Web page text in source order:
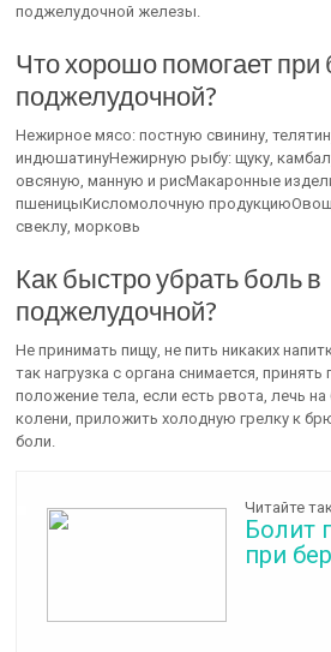
поджелудочной железы.
Что хорошо помогает при
поджелудочной?
Нежирное мясо: постную свинину,
индюшатинуНежирную рыбу: щуку,
овсяную, манную и рисМакаронные
пшеницыКисломолочную
свеклу, морковь
Как быстро убрать боль в
поджелудочной?
Не принимать пищу, не пить никаких
так нагрузка с органа снимается,
положение тела, если есть рвота, лечь на
колени, приложить холодную грелку к
боли.
Читайте
Болит
при